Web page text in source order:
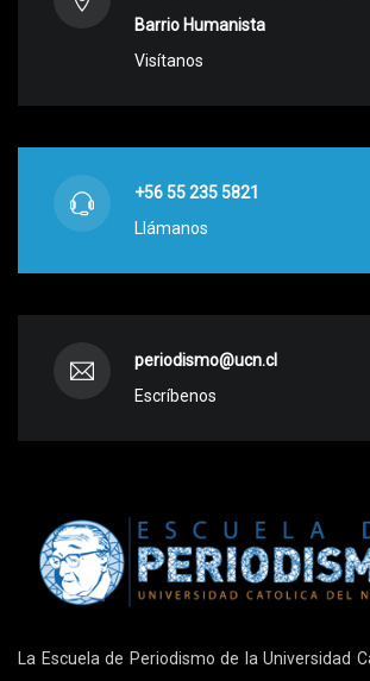
Barrio Humanista
Visítanos
+56 55 235 5821
Llámanos
periodismo@ucn.cl
Escríbenos
La Escuela de Periodismo de la Universidad